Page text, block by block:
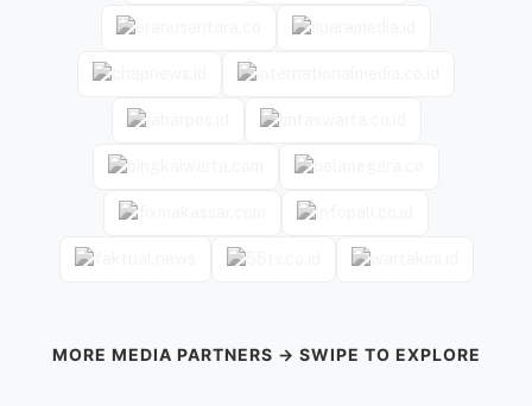
MORE MEDIA PARTNERS → SWIPE TO EXPLORE